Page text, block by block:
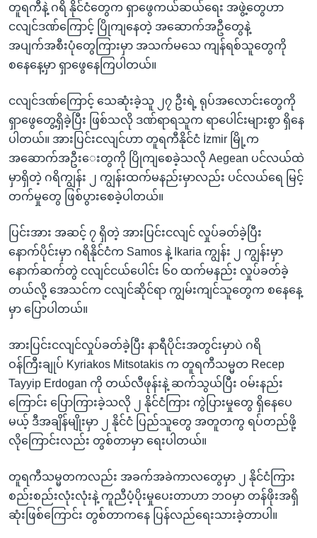
ကျော်
ရန်
တူရကီနဲ့ ဂရိ နိုင်ငံတွေက ရှာဖွေကယ်ဆယ်ရေး အဖွဲ့တွေဟာ
ငလျင်ဒဏ်ကြောင့် ပြိုကျနေတဲ့ အဆောက်အဦတွေနဲ့
အပျက်အစီးပုံတွေကြားမှာ အသက်မသေ ကျန်ရစ်သူတွေကို
စနေနေ့မှာ ရှာဖွေနေကြပါတယ်။
ငလျင်ဒဏ်ကြောင့် သေဆုံးခဲ့သူ ၂၇ ဦးရဲ့ ရုပ်အလောင်းတွေကို
ရှာဖွေတွေ့ရှိခဲ့ပြီး ဖြစ်သလို ဒဏ်ရာရသူက ရာပေါင်းများစွာ ရှိနေ
ပါတယ်။ အားပြင်းငလျင်ဟာ တူရကီနိုင်ငံ İzmir မြို့က
အဆောက်အဦးေးတွကို ပြိုကျစေခဲ့သလို Aegean ပင်လယ်ထဲ
မှာရှိတဲ့ ဂရိကျွန်း ၂ ကျွန်းထက်မနည်းမှာလည်း ပင်လယ်ရေ မြင့်
တက်မှုတွေ ဖြစ်ပွားစေခဲ့ပါတယ်။
ပြင်းအား အဆင့် ၇ ရှိတဲ့ အားပြင်းငလျင် လှုပ်ခတ်ခဲ့ပြီး
နောက်ပိုင်းမှာ ဂရိနိုင်ငံက Samos နဲ့ Ikaria ကျွန်း ၂ ကျွန်းမှာ
နောက်ဆက်တွဲ ငလျင်ငယ်ပေါင်း ၆၀ ထက်မနည်း လှုပ်ခတ်ခဲ့
တယ်လို့ အေသင်က ငလျင်ဆိုင်ရာ ကျွမ်းကျင်သူတွေက စနေနေ့
မှာ ပြောပါတယ်။
အားပြင်းငလျင်လှုပ်ခတ်ခဲ့ပြီး နာရီပိုင်းအတွင်းမှာပဲ ဂရိ
ဝန်ကြီးချုပ် Kyriakos Mitsotakis က တူရကီသမ္မတ Recep
Tayyip Erdogan ကို တယ်လီဖုန်းနဲ့ ဆက်သွယ်ပြီး ဝမ်းနည်း
ကြောင်း ပြောကြားခဲ့သလို ၂ နိုင်ငံကြား ကွဲပြားမှုတွေ ရှိနေပေ
မယ့် ဒီအချိန်မျိုးမှာ ၂ နိုင်ငံ ပြည်သူတွေ အတူတကွ ရပ်တည်ဖို့
လိုကြောင်းလည်း တွစ်တာမှာ ရေးပါတယ်။
တူရကီသမ္မတကလည်း အခက်အခဲကာလတွေမှာ ၂ နိုင်ငံကြား
စည်းစည်းလုံးလုံးနဲ့ ကူညီပံ့ပိုးမှုပေးတာဟာ ဘဝမှာ တန်ဖိုးအရှိ
ဆုံးဖြစ်ကြောင်း တွစ်တာကနေ ပြန်လည်ရေးသားခဲ့တာပါ။